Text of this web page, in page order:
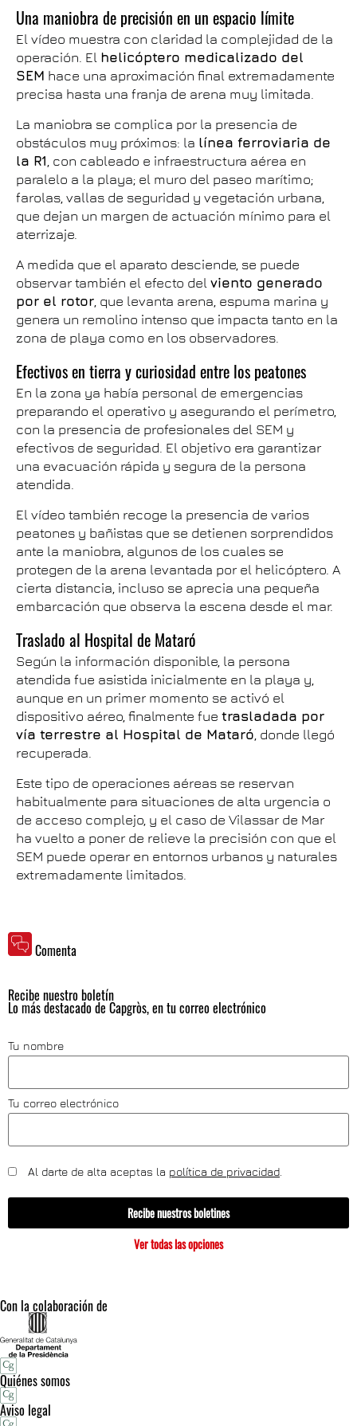
Una maniobra de precisión en un espacio límite
El vídeo muestra con claridad la complejidad de la
operación. El helicóptero medicalizado del
SEM hace una aproximación final extremadamente
precisa hasta una franja de arena muy limitada.
La maniobra se complica por la presencia de
obstáculos muy próximos: la línea ferroviaria de
la R1 , con cableado e infraestructura aérea en
paralelo a la playa; el muro del paseo marítimo;
farolas, vallas de seguridad y vegetación urbana,
que dejan un margen de actuación mínimo para el
aterrizaje.
A medida que el aparato desciende, se puede
observar también el efecto del viento generado
por el rotor , que levanta arena, espuma marina y
genera un remolino intenso que impacta tanto en la
zona de playa como en los observadores.
Efectivos en tierra y curiosidad entre los peatones
En la zona ya había personal de emergencias
preparando el operativo y asegurando el perímetro,
con la presencia de profesionales del SEM y
efectivos de seguridad. El objetivo era garantizar
una evacuación rápida y segura de la persona
atendida.
El vídeo también recoge la presencia de varios
peatones y bañistas que se detienen sorprendidos
ante la maniobra, algunos de los cuales se
protegen de la arena levantada por el helicóptero. A
cierta distancia, incluso se aprecia una pequeña
embarcación que observa la escena desde el mar.
Traslado al Hospital de Mataró
Según la información disponible, la persona
atendida fue asistida inicialmente en la playa y,
aunque en un primer momento se activó el
dispositivo aéreo, finalmente fue trasladada por
vía terrestre al Hospital de Mataró , donde llegó
recuperada.
Este tipo de operaciones aéreas se reservan
habitualmente para situaciones de alta urgencia o
de acceso complejo, y el caso de Vilassar de Mar
ha vuelto a poner de relieve la precisión con que el
SEM puede operar en entornos urbanos y naturales
extremadamente limitados.
Comenta
Recibe nuestro boletín
Lo más destacado de Capgròs, en tu correo electrónico
Tu nombre
Tu correo electrónico
Al darte de alta aceptas la política de privacidad
Recibe nuestros boletines
Ver todas las opciones
Con la colaboración de
Quiénes somos
Aviso legal